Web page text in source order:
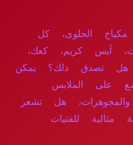
الحلوى، كل
آيس كريم، كعك،
هل تصدق ذلك؟ يمكن
على الملابس
هل تشعر
مثالية للفتيات